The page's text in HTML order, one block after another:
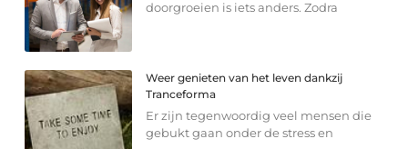
doorgroeien is iets anders. Zodra
Weer genieten van het leven dankzij
Tranceforma
Er zijn tegenwoordig veel mensen die
gebukt gaan onder de stress en